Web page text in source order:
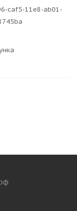
caf5-11e8-ab01-